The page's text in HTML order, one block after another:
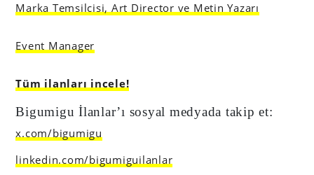
Marka Temsilcisi, Art Director ve Metin Yazarı
Event Manager
Tüm ilanları incele!
Bigumigu İlanlar’ı sosyal medyada takip et:
x.com/bigumigu
linkedin.com/bigumiguilanlar